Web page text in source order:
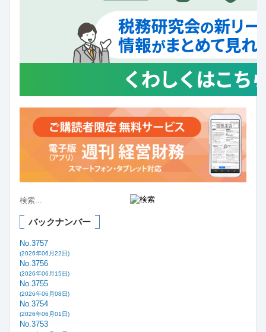
バックナンバー
No.3757
(2026年06月22日)
No.3756
(2026年06月15日)
No.3755
(2026年06月08日)
No.3754
(2026年06月01日)
No.3753